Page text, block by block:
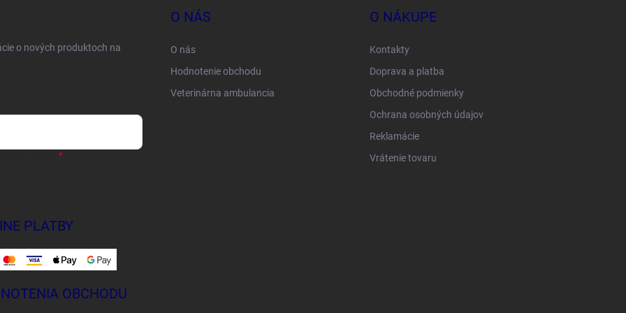
o nových produktoch na
O NÁS
O nás
Hodnotenie obchodu
Veterinárna ambulancia
O NÁKUPE
Kontakty
Doprava a platba
Obchodné podmienky
Ochrana osobných údajov
Reklamácie
Vrátenie tovaru
PLATBY
OBCHODU